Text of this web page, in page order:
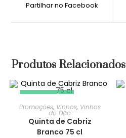
Partilhar no Facebook
Produtos Relacionados
PROMOÇÃO!
Promoções, Vinhos, Vinhos
do Dão
Quinta de Cabriz
Branco 75 cl